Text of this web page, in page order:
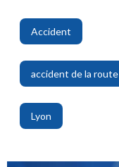
Accident
,
accident de la route
,
Lyon